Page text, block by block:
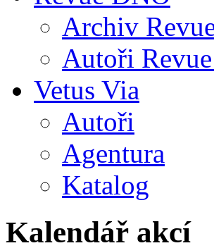
Archiv
Autoři
Vetus Via
Autoři
Agentura
Katalog
Kalendář akcí